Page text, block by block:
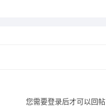
您需要登录后才可以回帖